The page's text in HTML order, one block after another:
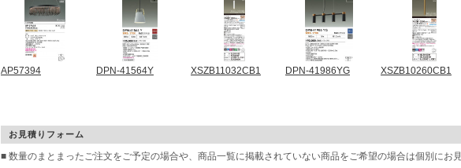
AP57394 DPN-41564Y XSZB11032CB1 DPN-41986YG XSZB10260CB1
お見積りフォーム
■ 数量のまとまったご注文をご予定の場合や、商品一覧に掲載されていない商品をご希望の場合は個別にお見